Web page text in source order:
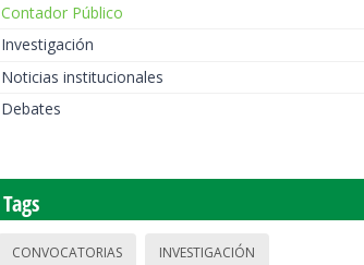
Contador Público
Investigación
Noticias institucionales
Debates
Tags
CONVOCATORIAS INVESTIGACIÓN